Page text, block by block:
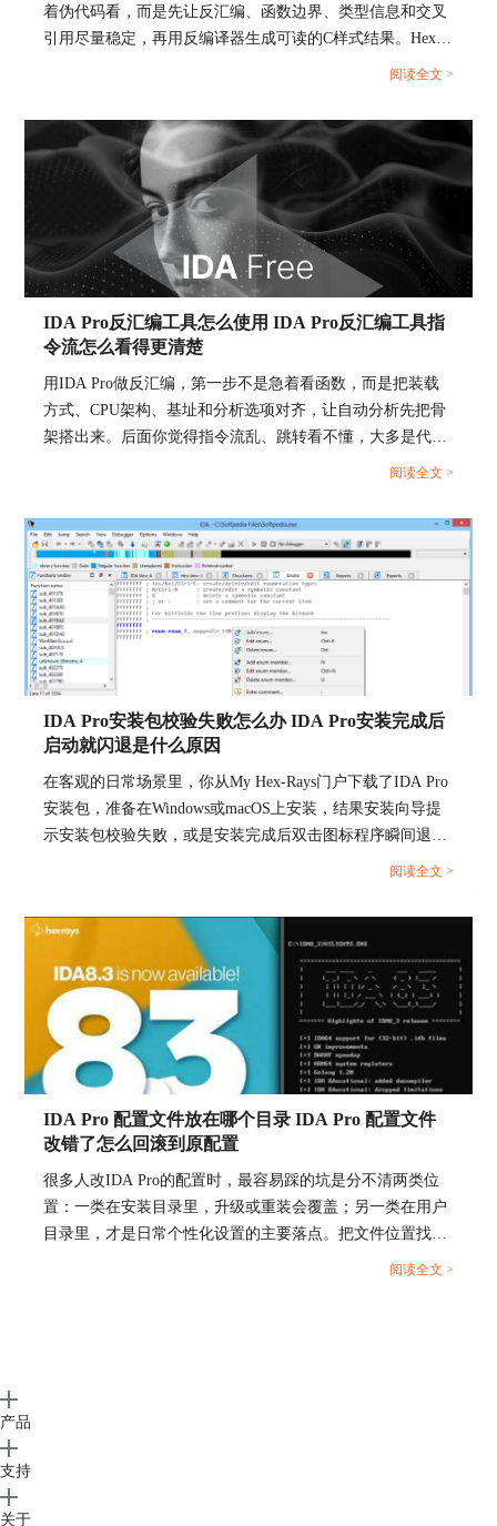
单击Assign 后再点click to Confirm确认。
注意：如果分配的邮箱地址是当前管理员的，确认
分配的是其它用户邮箱地址，当前管理员里不显示
许可信息，由分配的用户邮箱重新登录才能查看许
可信息。
3.当分配好许可信息后，分配的用户邮箱登录
Portal，将看到许可信息，点 Actions->Download
license key
下载许可文件。
Computer许可分配和下载
。在列表中，
列下，单击三个点，然后在下拉菜单中单击
Assign/Activate license
2. 在新对话框中，分配许可证的所有权：设置将
是您的），然后选择反编译器。（可选）选择
Lumina 和 Teams 服务器，邮箱最好填写当前管理
员邮箱，如果输入其它邮箱，许可将分配到他的
着伪代码看，而是先让反汇编、函数边界、类型信息和交叉
引用尽量稳定，再用反编译器生成可读的C样式结果。Hex-
Rays官方文档明确说明，伪代码窗口可以用【F5】或
好读，很大程度取决于你前面有没有把函数、类型和命名整
理好。...
阅读全文 >
IDA Pro反汇编工具怎么使用 IDA Pro反汇编工具指
令流怎么看得更清楚
用IDA Pro做反汇编，第一步不是急着看函数，而是把装载
方式、CPU架构、基址和分析选项对齐，让自动分析先把骨
架搭出来。后面你觉得指令流乱、跳转看不懂，大多是代码
与数据没分清、函数边界没修正、类型信息缺失这三类问题
阅读全文 >
IDA Pro安装包校验失败怎么办 IDA Pro安装完成后
启动就闪退是什么原因
在客观的日常场景里，你从My Hex-Rays门户下载了IDA Pro
安装包，准备在Windows或macOS上安装，结果安装向导提
示安装包校验失败，或是安装完成后双击图标程序瞬间退
出。遇到这类问题不要急着反复重装，先把校验失败当作文
处理，按下面的路径排查通常能快速收敛到原因。...
阅读全文 >
IDA Pro 配置文件放在哪个目录 IDA Pro 配置文件
改错了怎么回滚到原配置
很多人改IDA Pro的配置时，最容易踩的坑是分不清两类位
置：一类在安装目录里，升级或重装会覆盖；另一类在用户
目录里，才是日常个性化设置的主要落点。把文件位置找
准，再用“先备份再替换”的方式回滚，基本不会把环境搞
阅读全文 >
产品
支持
关于